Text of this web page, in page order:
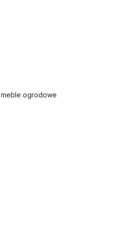
ogrodowe